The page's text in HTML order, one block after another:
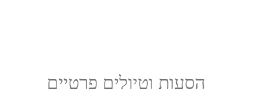
הסעות וטיולים פרטיים